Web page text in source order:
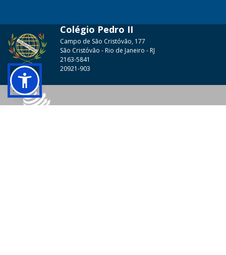
Colégio Pedro II
Campo de São Cristóvão, 177
São Cristóvão - Rio de Janeiro - RJ
2163-5841
20921-903